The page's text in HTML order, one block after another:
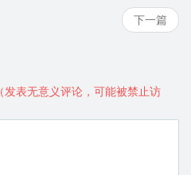
下一篇
（发表无意义评论，可能被禁止访